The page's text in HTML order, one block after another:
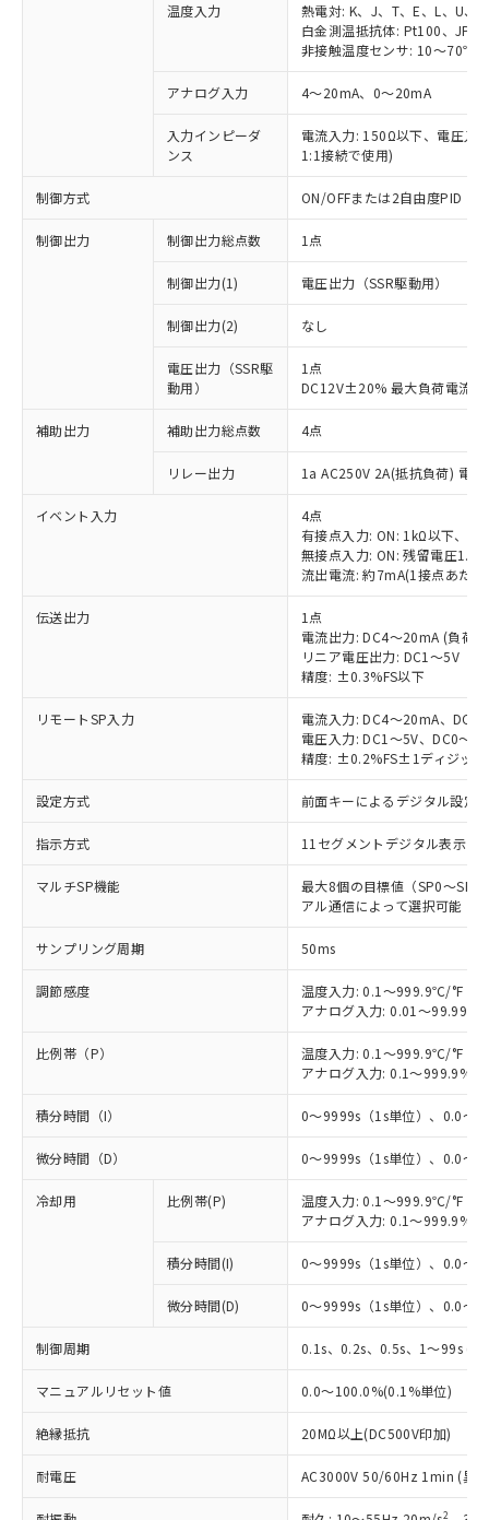
温度入力
熱電対: K、J、T、E、L、U、
白金測温抵抗体: Pt100、
非接触温度センサ: 10～
アナログ入力 4～20mA、0～20mA
入力インピーダ
ンス
電流入力: 150Ω以下、電圧入
1:1接続で使用)
制御方式 ON/OFFまたは2自由度PID（
制御出力 制御出力総点数 1点
制御出力(1) 電圧出力（SSR駆動用）
制御出力(2) なし
電圧出力（SSR駆
動用）
1点
DC12V±20% 最大負荷電流
補助出力 補助出力総点数 4点
リレー出力 1a AC250V 2A(抵抗負荷) 電
イベント入力
4点
有接点入力: ON: 1kΩ以下、
無接点入力: ON: 残留電圧
流出電流: 約7mA(1接点あたり
伝送出力
1点
電流出力: DC4～20mA (負荷
リニア電圧出力: DC1～5V（
精度: ±0.3%FS以下
リモートSP入力
電流入力: DC4～20mA、
電圧入力: DC1～5V、DC0～
精度: ±0.2%FS±1ディジット
設定方式 前面キーによるデジタル設定
指示方式 11セグメントデジタル表示お
マルチSP機能
最大8個の目標値（SP0～SP7
アル通信によって選択可能
サンプリング周期 50ms
調節感度
温度入力: 0.1～999.9℃/°F（
アナログ入力: 0.01～
比例帯（P）
温度入力: 0.1～999.9℃/°F（
アナログ入力: 0.1～
積分時間（I） 0～9999s（1s単位）、0.0～
微分時間（D） 0～9999s（1s単位）、0.0～
冷却用 比例帯(P)
温度入力: 0.1～999.9℃/°F（
アナログ入力: 0.1～
積分時間(I) 0～9999s（1s単位）、0.0～
微分時間(D) 0～9999s（1s単位）、0.0～
制御周期 0.1s、0.2s、0.5s、1～99s (1s
マニュアルリセット値 0.0～100.0%(0.1%単位)
絶縁抵抗 20MΩ以上(DC500V印加)
耐電圧 AC3000V 50/60Hz 1min (異
2